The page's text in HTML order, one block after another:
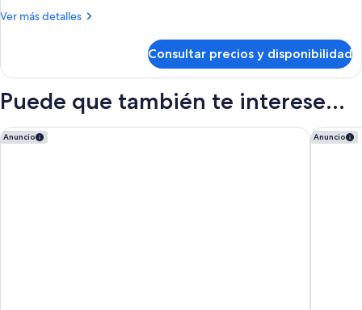
de
sofá
cama
Ver más detalles
Más
estándar,
cama
matrimonio
con
Consultar precios y disponibilidad
Puede que también te interese...
Anuncio
Accent Inns Vancouver Airport Anuncio
Red